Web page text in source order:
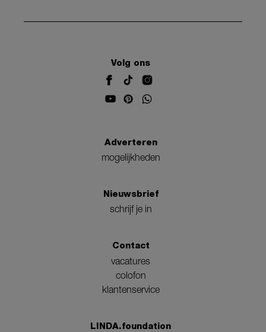
Volg ons
Adverteren
mogelijkheden
Nieuwsbrief
schrijf je in
Contact
vacatures
colofon
klantenservice
LINDA.foundation